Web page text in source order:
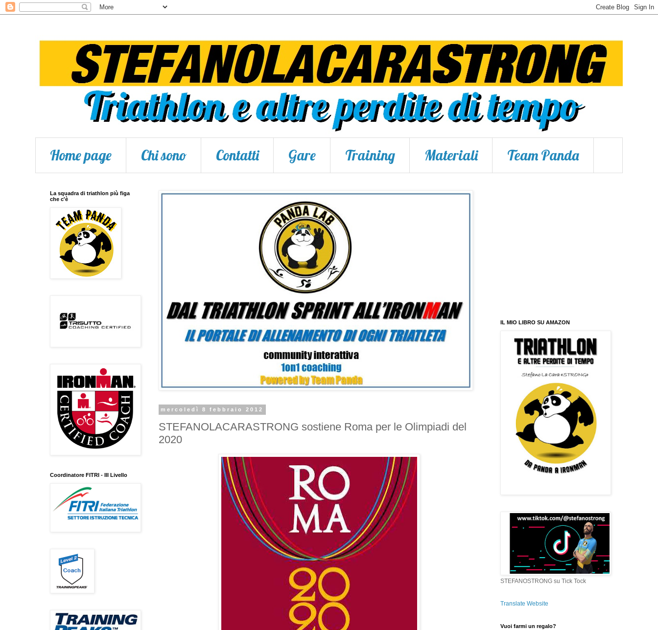
Home page Chi sono Contatti Gare Training Materiali Team Panda
mercoledì 8 febbraio 2012
STEFANOLACARASTRONG sostiene Roma per le Olimpiadi del
2020
La squadra di triathlon più figa
che c'è
Coordinatore FITRI - III Livello
IL MIO LIBRO SU AMAZON
STEFANOSTRONG su Tick Tock
Translate Website
Vuoi farmi un regalo?